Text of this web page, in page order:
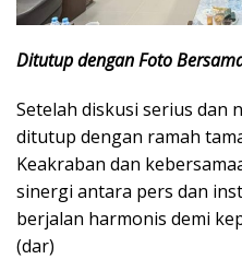
Ditutup dengan Foto
Setelah diskusi serius dan
ditutup dengan ramah
Keakraban dan
sinergi antara pers dan
berjalan harmonis demi
(dar)